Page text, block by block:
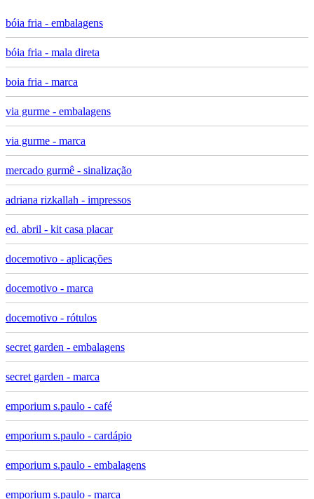
bóia fria - embalagens
bóia fria - mala direta
boia fria - marca
via gurme - embalagens
via gurme - marca
mercado gurmê - sinalização
adriana rizkallah - impressos
ed. abril - kit casa placar
docemotivo - aplicações
docemotivo - marca
docemotivo - rótulos
secret garden - embalagens
secret garden - marca
emporium s.paulo - café
emporium s.paulo - cardápio
emporium s.paulo - embalagens
emporium s.paulo - marca